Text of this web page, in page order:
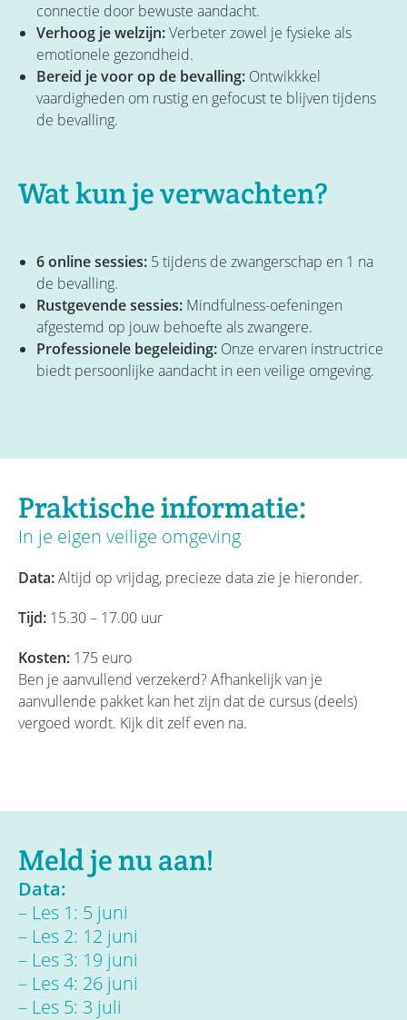
connectie door bewuste aandacht.
Verhoog je welzijn:Verbeter zowel je fysieke als
emotionele gezondheid.
Bereid je voor op de bevalling:Ontwikkkel
vaardigheden om rustig en gefocust te blijven tijdens
de bevalling.
Wat kun je verwachten?
6 online sessies:5 tijdens de zwangerschap en 1 na
de bevalling.
Rustgevende sessies:Mindfulness-oefeningen
afgestemd op jouw behoefte als zwangere.
Professionele begeleiding: Onze ervaren instructrice
biedt persoonlijke aandacht in een veilige omgeving.
Praktische informatie:
In je eigen veilige omgeving
Data:Altijd op vrijdag, precieze data zie je hieronder.
Tijd: 15.30 – 17.00 uur
Kosten: 175 euro
Ben je aanvullend verzekerd? Afhankelijk van je
aanvullende pakket kan het zijn dat de cursus (deels)
vergoed wordt. Kijk dit zelf even na.
Meld je nu aan!
Data:
– Les 1: 5 juni
– Les 2: 12 juni
– Les 3: 19 juni
– Les 4: 26 juni
– Les 5: 3 juli